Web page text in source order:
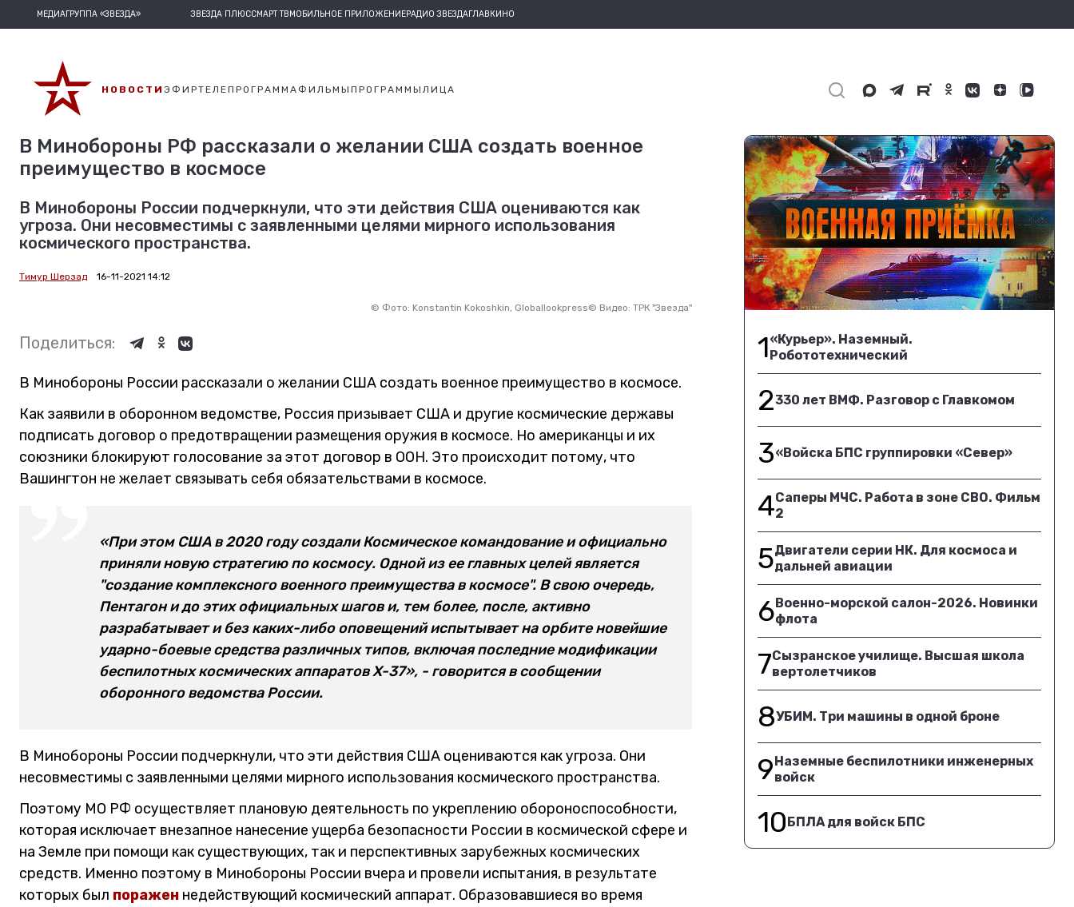
МЕДИАГРУППА «ЗВЕЗДА» ЗВЕЗДА ПЛЮССМАРТ ТВМОБИЛЬНОЕ ПРИЛОЖЕНИЕРАДИО ЗВЕЗДАГЛАВКИНО
НОВОСТИ ЭФИРТЕЛЕПРОГРАММАФИЛЬМЫ ПРОГРАММЫ ЛИЦА
В Минобороны РФ рассказали о желании США создать военное
преимущество в космосе
В Минобороны России подчеркнули, что эти действия США оцениваются как
угроза. Они несовместимы с заявленными целями мирного использования
космического пространства.
Тимур Шерзад 16-11-2021 14:12
© Фото: Konstantin Kokoshkin, Globallookpress© Видео: ТРК "Звезда"
Поделиться:
В Минобороны России рассказали о желании США создать военное преимущество в космосе.
Как заявили в оборонном ведомстве, Россия призывает США и другие космические державы
подписать договор о предотвращении размещения оружия в космосе. Но американцы и их
союзники блокируют голосование за этот договор в ООН. Это происходит потому, что
Вашингтон не желает связывать себя обязательствами в космосе.
«При этом США в 2020 году создали Космическое командование и официально
приняли новую стратегию по космосу. Одной из ее главных целей является
"создание комплексного военного преимущества в космосе". В свою очередь,
Пентагон и до этих официальных шагов и, тем более, после, активно
разрабатывает и без каких-либо оповещений испытывает на орбите новейшие
ударно-боевые средства различных типов, включая последние модификации
беспилотных космических аппаратов X-37», - говорится в сообщении
оборонного ведомства России.
В Минобороны России подчеркнули, что эти действия США оцениваются как угроза. Они
несовместимы с заявленными целями мирного использования космического пространства.
Поэтому МО РФ осуществляет плановую деятельность по укреплению обороноспособности,
которая исключает внезапное нанесение ущерба безопасности России в космической сфере и
на Земле при помощи как существующих, так и перспективных зарубежных космических
средств. Именно поэтому в Минобороны России вчера и провели испытания, в результате
которых был поражен недействующий космический аппарат. Образовавшиеся во время
1«Курьер». Наземный.
Робототехнический
2330 лет ВМФ. Разговор с Главкомом
3«Войска БПС группировки «Север»
4Саперы МЧС. Работа в зоне СВО. Фильм
2
5Двигатели серии НК. Для космоса и
дальней авиации
6Военно-морской салон-2026. Новинки
флота
7Сызранское училище. Высшая школа
вертолетчиков
8УБИМ. Три машины в одной броне
9Наземные беспилотники инженерных
войск
10БПЛА для войск БПС